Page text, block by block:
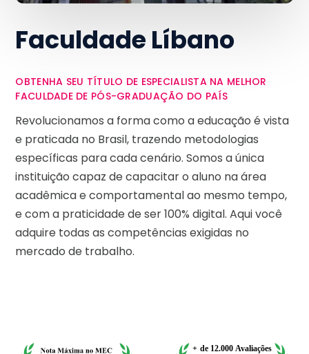
Faculdade Líbano
OBTENHA SEU TÍTULO DE ESPECIALISTA NA MELHOR
FACULDADE DE PÓS-GRADUAÇÃO DO PAÍS
Revolucionamos a forma como a educação é vista
e praticada no Brasil, trazendo metodologias
específicas para cada cenário. Somos a única
instituição capaz de capacitar o aluno na área
acadêmica e comportamental ao mesmo tempo,
e com a praticidade de ser 100% digital. Aqui você
adquire todas as competências exigidas no
mercado de trabalho.